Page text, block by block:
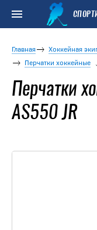
Главная Хоккейная
Перчатки хоккейные
Перчатки
AS550 JR